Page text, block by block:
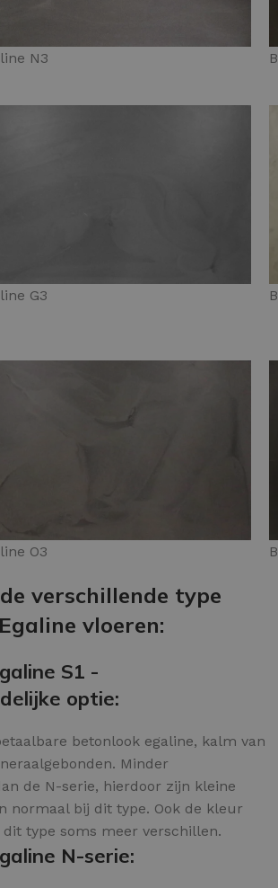
N3
G3
O3
verschillende type
vloeren:
S1 -
optie:
betonlook egaline, kalm van
Minder
de N-serie, hierdoor zijn kleine
normaal bij dit type. Ook de kleur
type soms meer verschillen.
N-serie: